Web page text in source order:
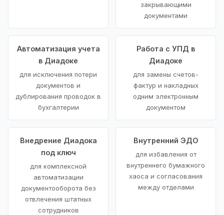
закрывающими
документами
Автоматизация учета
в Диадоке
для исключения потери
документов и
дублирования проводок в
бухгалтерии
Работа с УПД в
Диадоке
для замены счетов-
фактур и накладных
одним электронным
документом
Внедрение Диадока
под ключ
для комплексной
автоматизации
документооборота без
отвлечения штатных
сотрудников
Внутренний ЭДО
для избавления от
внутреннего бумажного
хаоса и согласования
между отделами